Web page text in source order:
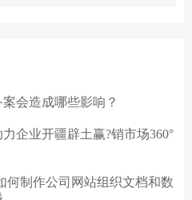
会造成哪些影响？
企业开疆辟土赢?销市场360°
何制作公司网站组织文档和数